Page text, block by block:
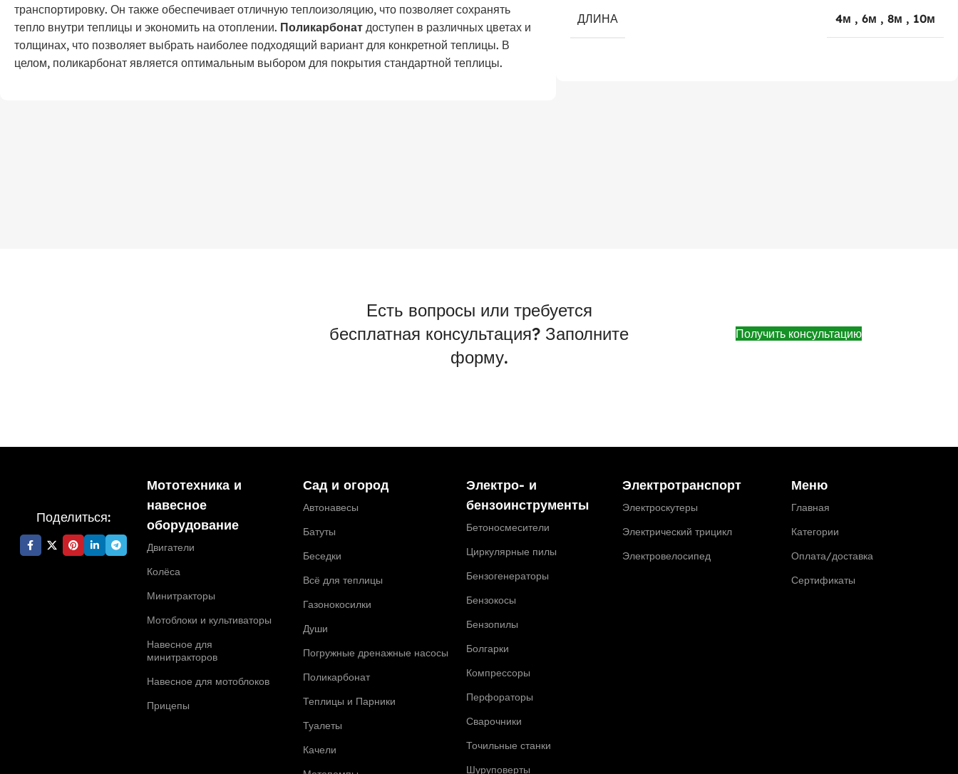
транспортировку. Он также обеспечивает отличную теплоизоляцию, что позволяет сохранять
тепло внутри теплицы и экономить на отоплении. Поликарбонат доступен в различных цветах и
толщинах, что позволяет выбрать наиболее подходящий вариант для конкретной теплицы. В
целом, поликарбонат является оптимальным выбором для покрытия стандартной теплицы.
ДЛИНА 4м , 6м , 8м , 10м
Есть вопросы или требуется
бесплатная консультация? Заполните
форму.
Получить консультацию
Поделиться:
Мототехника и
навесное
оборудование
Двигатели
Колёса
Минитракторы
Мотоблоки и культиваторы
Навесное для
минитракторов
Навесное для мотоблоков
Прицепы
Сад и огород
Автонавесы
Батуты
Беседки
Всё для теплицы
Газонокосилки
Души
Погружные дренажные насосы
Поликарбонат
Теплицы и Парники
Туалеты
Качели
Электро- и
бензоинструменты
Бетоносмесители
Циркулярные пилы
Бензогенераторы
Бензокосы
Бензопилы
Болгарки
Компрессоры
Перфораторы
Сварочники
Точильные станки
Шуруповерты
Электротранспорт
Электроскутеры
Электрический трицикл
Электровелосипед
Меню
Главная
Категории
Оплата/доставка
Сертификаты